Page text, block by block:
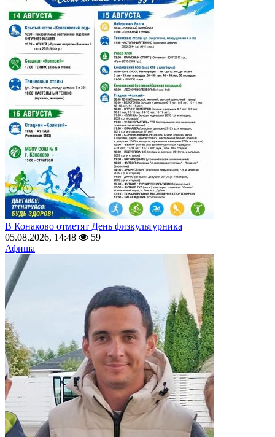
В Конаково отметят День физкультурника
05.08.2026, 14:48
59
Афиша